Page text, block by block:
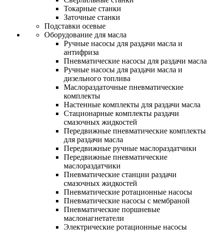
Токарные станки
Заточные станки
Подставки осевые
Оборудование для масла
Ручные насосы для раздачи масла и
антифриза
Пневматические насосы для раздачи масла
Ручные насосы для раздачи масла и
дизельного топлива
Маслораздаточные пневматические
комплекты
Настенные комплекты для раздачи масла
Стационарные комплекты раздачи
смазочных жидкостей
Передвижные пневматические комплекты
для раздачи масла
Передвижные ручные маслораздатчики
Передвижные пневматические
маслораздатчики
Пневматические станции раздачи
смазочных жидкостей
Пневматические ротационные насосы
Пневматические насосы с мембраной
Пневматические поршневые
маслонагнетатели
Электрические ротационные насосы